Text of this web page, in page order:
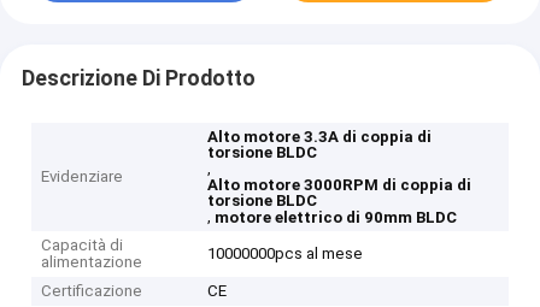
Descrizione Di Prodotto
Evidenziare
Alto motore 3.3A di coppia di
torsione BLDC
,
Alto motore 3000RPM di coppia di
torsione BLDC
, motore elettrico di 90mm BLDC
Capacità di
alimentazione
10000000pcs al mese
Certificazione
CE